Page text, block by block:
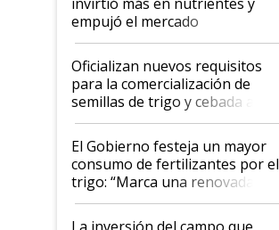
empujó el mercado
Oficializan nuevos requisitos
para la comercialización de
semillas de trigo y cebada a
granel
El Gobierno festeja un mayor
consumo de fertilizantes por el
trigo: “Marca una renovada
confianza de los productores”